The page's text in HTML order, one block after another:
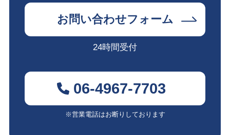
お問い合わせフォーム
24時間受付
06-4967-7703
※営業電話はお断りしております